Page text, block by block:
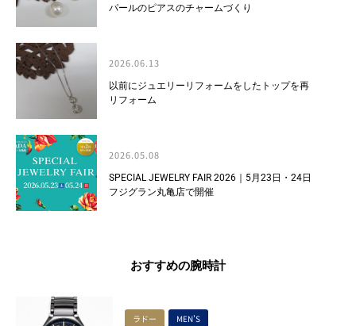
パールのピアスのチャームづくり
2026.06.13
以前にジュエリーリフォームをしたトップを再
リフォーム
2026.05.08
SPECIAL JEWELRY FAIR 2026｜5月23日・24日
フジグラン丸亀店で開催
おすすめの腕時計
ラドー MEN'S